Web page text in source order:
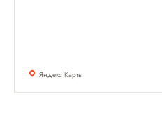
Яндекс Карты